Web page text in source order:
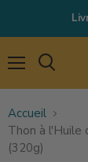
Accueil
Thon à l'Huile
(320g)